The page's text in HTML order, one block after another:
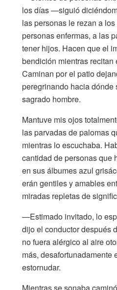
los días —siguió
las personas le rezan a
personas enfermas, a las
tener hijos. Hacen que el
bendición mientras
Caminan por el patio
peregrinando hacia dónde
sagrado hombre.
Mantuve mis ojos
las parvadas de palomas
mientras lo escuchaba.
cantidad de personas que
en sus álbumes azul
erán gentiles y amables
miradas repletas de
—Estimado invitado, lo
dijo el conductor después
no fuera alérgico al aire
más, desafortunadamente
estornudar.